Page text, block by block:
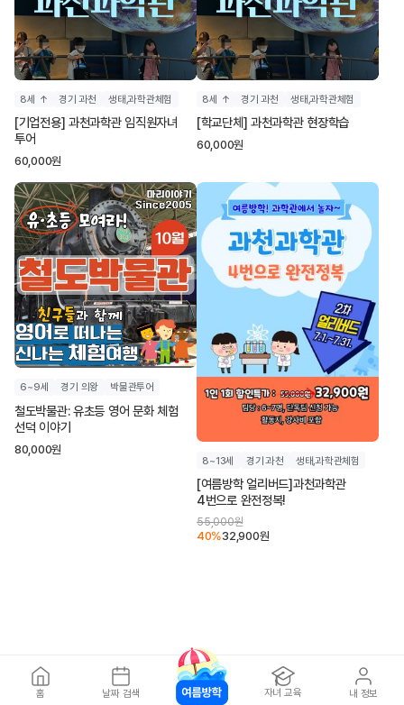
8세 ↑ 경기 과천 생태,과학관체험
[기업전용] 과천과학관 임직원자녀
투어
60,000원
8세 ↑ 경기 과천 생태,과학관체험
[학교단체] 과천과학관 현장학습
60,000원
6~9세 경기 의왕 박물관투어
철도박물관: 유초등 영어 문화 체험
선덕 이야기
80,000원
8~13세 경기 과천 생태,과학관체험
[여름방학 얼리버드]과천과학관
4번으로 완전정복!
55,000원
40%32,900원
홈 날짜 검색 자녀 교육 내 정보